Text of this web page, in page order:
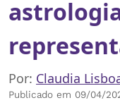
Por: Claudia
Publicado em 09/04/